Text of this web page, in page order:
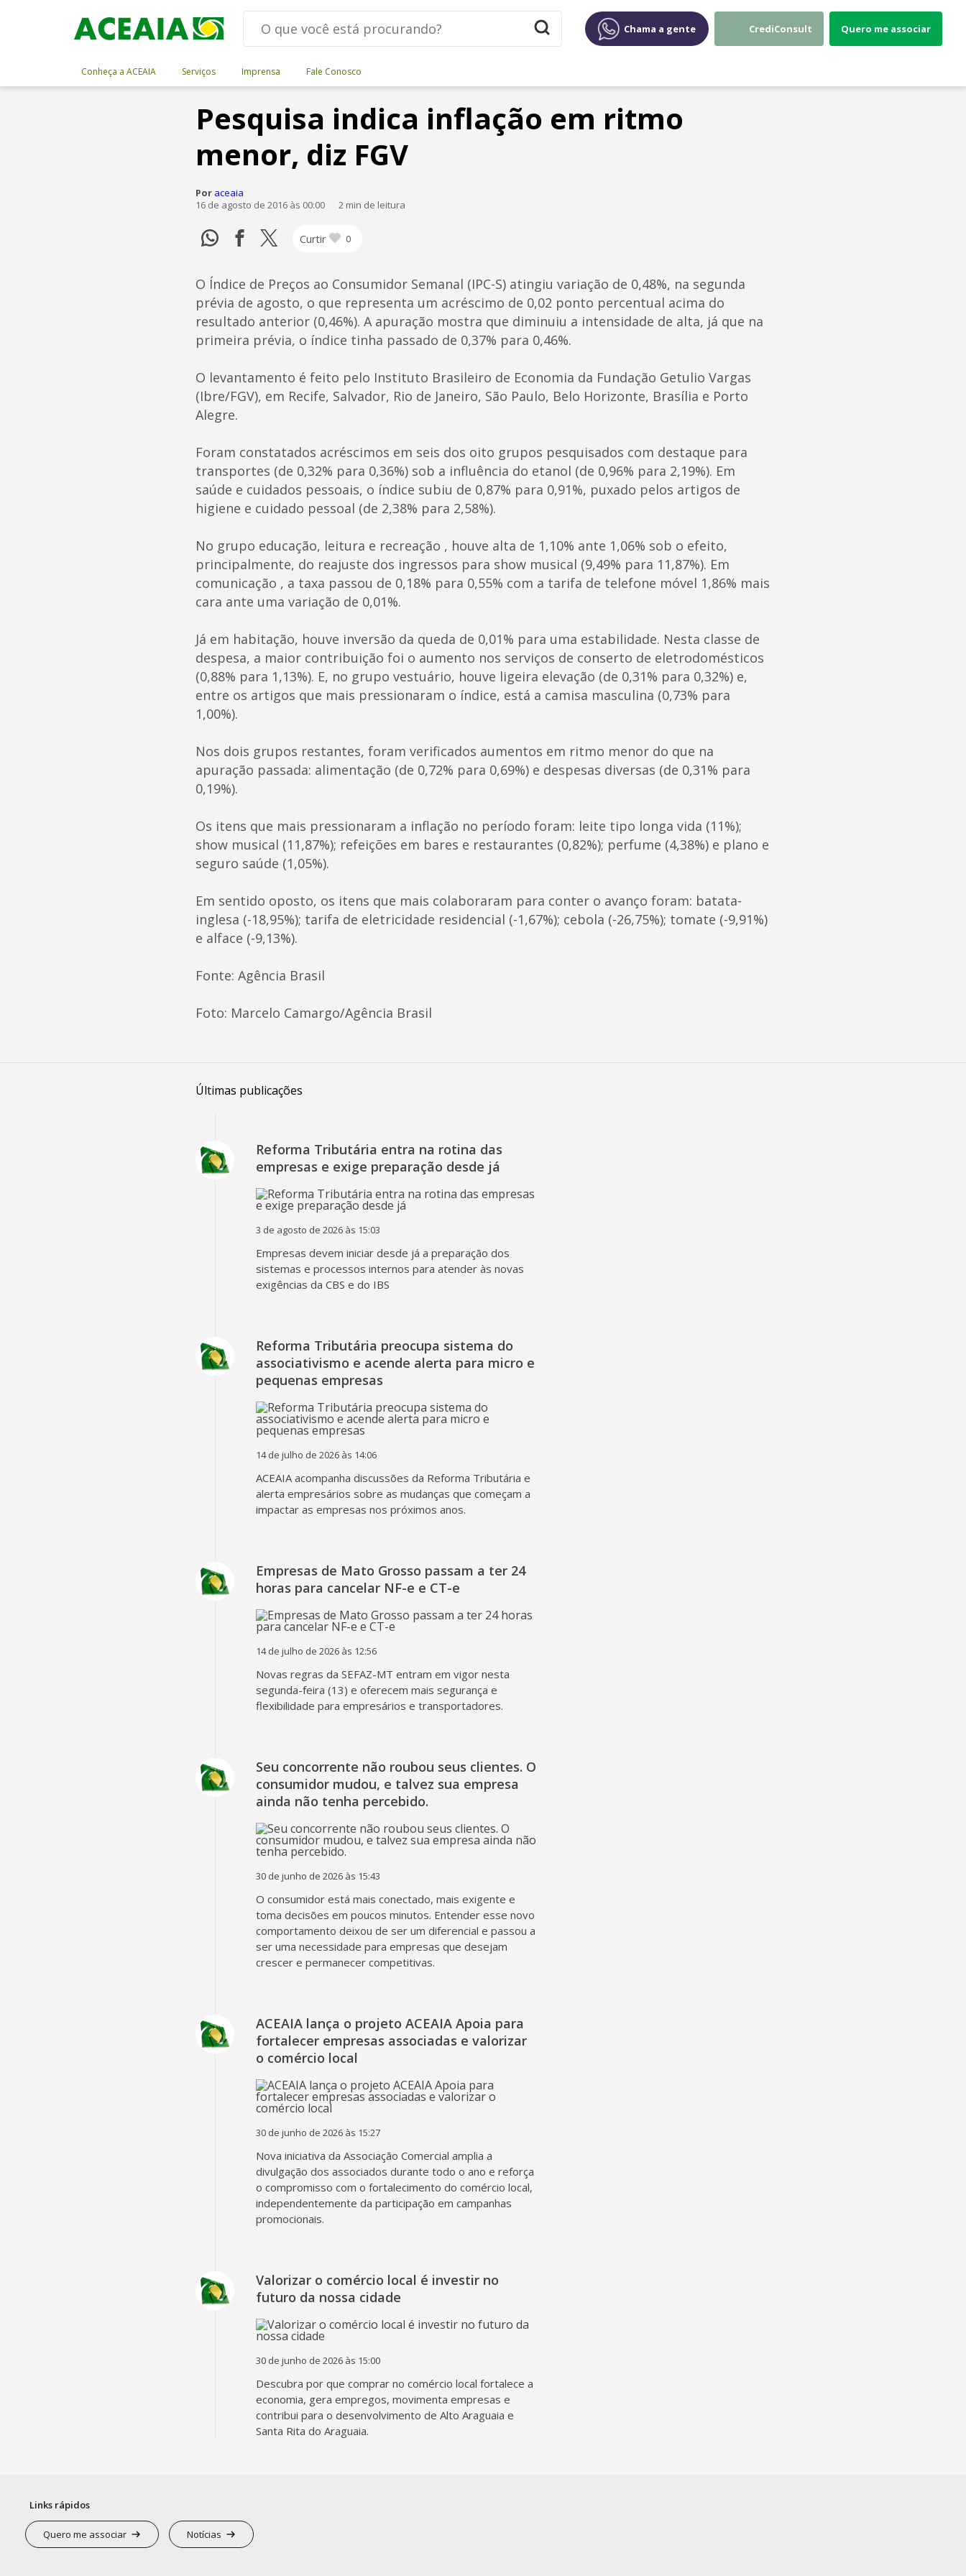
Chama a gente CrediConsult Quero me associar
Conheça a ACEAIA Serviços Imprensa Fale Conosco
Pesquisa indica inflação em ritmo
menor, diz FGV
Por aceaia
16 de agosto de 2016 às 00:00
2 min de leitura
Curtir 0
O Índice de Preços ao Consumidor Semanal (IPC-S) atingiu variação de 0,48%, na segunda
prévia de agosto, o que representa um acréscimo de 0,02 ponto percentual acima do
resultado anterior (0,46%). A apuração mostra que diminuiu a intensidade de alta, já que na
primeira prévia, o índice tinha passado de 0,37% para 0,46%.
O levantamento é feito pelo Instituto Brasileiro de Economia da Fundação Getulio Vargas
(Ibre/FGV), em Recife, Salvador, Rio de Janeiro, São Paulo, Belo Horizonte, Brasília e Porto
Alegre.
Foram constatados acréscimos em seis dos oito grupos pesquisados com destaque para
transportes (de 0,32% para 0,36%) sob a influência do etanol (de 0,96% para 2,19%). Em
saúde e cuidados pessoais, o índice subiu de 0,87% para 0,91%, puxado pelos artigos de
higiene e cuidado pessoal (de 2,38% para 2,58%).
No grupo educação, leitura e recreação , houve alta de 1,10% ante 1,06% sob o efeito,
principalmente, do reajuste dos ingressos para show musical (9,49% para 11,87%). Em
comunicação , a taxa passou de 0,18% para 0,55% com a tarifa de telefone móvel 1,86% mais
cara ante uma variação de 0,01%.
Já em habitação, houve inversão da queda de 0,01% para uma estabilidade. Nesta classe de
despesa, a maior contribuição foi o aumento nos serviços de conserto de eletrodomésticos
(0,88% para 1,13%). E, no grupo vestuário, houve ligeira elevação (de 0,31% para 0,32%) e,
entre os artigos que mais pressionaram o índice, está a camisa masculina (0,73% para
1,00%).
Nos dois grupos restantes, foram verificados aumentos em ritmo menor do que na
apuração passada: alimentação (de 0,72% para 0,69%) e despesas diversas (de 0,31% para
0,19%).
Os itens que mais pressionaram a inflação no período foram: leite tipo longa vida (11%);
show musical (11,87%); refeições em bares e restaurantes (0,82%); perfume (4,38%) e plano e
seguro saúde (1,05%).
Em sentido oposto, os itens que mais colaboraram para conter o avanço foram: batata-
inglesa (-18,95%); tarifa de eletricidade residencial (-1,67%); cebola (-26,75%); tomate (-9,91%)
e alface (-9,13%).
Fonte: Agência Brasil
Foto: Marcelo Camargo/Agência Brasil
Últimas publicações
Reforma Tributária entra na rotina das
empresas e exige preparação desde já
3 de agosto de 2026 às 15:03
Empresas devem iniciar desde já a preparação dos
sistemas e processos internos para atender às novas
exigências da CBS e do IBS
Reforma Tributária preocupa sistema do
associativismo e acende alerta para micro e
pequenas empresas
14 de julho de 2026 às 14:06
ACEAIA acompanha discussões da Reforma Tributária e
alerta empresários sobre as mudanças que começam a
impactar as empresas nos próximos anos.
Empresas de Mato Grosso passam a ter 24
horas para cancelar NF-e e CT-e
14 de julho de 2026 às 12:56
Novas regras da SEFAZ-MT entram em vigor nesta
segunda-feira (13) e oferecem mais segurança e
flexibilidade para empresários e transportadores.
Seu concorrente não roubou seus clientes. O
consumidor mudou, e talvez sua empresa
ainda não tenha percebido.
30 de junho de 2026 às 15:43
O consumidor está mais conectado, mais exigente e
toma decisões em poucos minutos. Entender esse novo
comportamento deixou de ser um diferencial e passou a
ser uma necessidade para empresas que desejam
crescer e permanecer competitivas.
ACEAIA lança o projeto ACEAIA Apoia para
fortalecer empresas associadas e valorizar
o comércio local
30 de junho de 2026 às 15:27
Nova iniciativa da Associação Comercial amplia a
divulgação dos associados durante todo o ano e reforça
o compromisso com o fortalecimento do comércio local,
independentemente da participação em campanhas
promocionais.
Valorizar o comércio local é investir no
futuro da nossa cidade
30 de junho de 2026 às 15:00
Descubra por que comprar no comércio local fortalece a
economia, gera empregos, movimenta empresas e
contribui para o desenvolvimento de Alto Araguaia e
Santa Rita do Araguaia.
Links rápidos
Quero me associar Notícias